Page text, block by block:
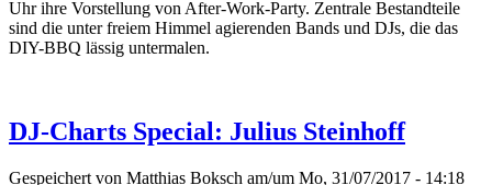
Uhr ihre Vorstellung von After-Work-Party. Zentrale Bestandteile
sind die unter freiem Himmel agierenden Bands und DJs, die das
DIY-BBQ lässig untermalen.
DJ-Charts Special: Julius Steinhoff
Gespeichert von Matthias Boksch am/um Mo, 31/07/2017 - 14:18